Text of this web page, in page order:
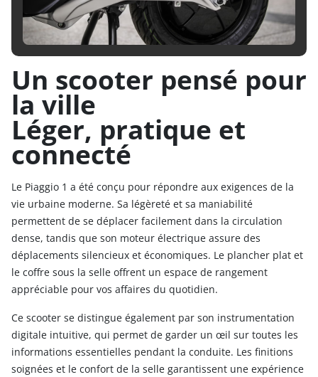
Un scooter pensé pour
la ville
Léger, pratique et
connecté
Le Piaggio 1 a été conçu pour répondre aux exigences de la
vie urbaine moderne. Sa légèreté et sa maniabilité
permettent de se déplacer facilement dans la circulation
dense, tandis que son moteur électrique assure des
déplacements silencieux et économiques. Le plancher plat et
le coffre sous la selle offrent un espace de rangement
appréciable pour vos affaires du quotidien.
Ce scooter se distingue également par son instrumentation
digitale intuitive, qui permet de garder un œil sur toutes les
informations essentielles pendant la conduite. Les finitions
soignées et le confort de la selle garantissent une expérience